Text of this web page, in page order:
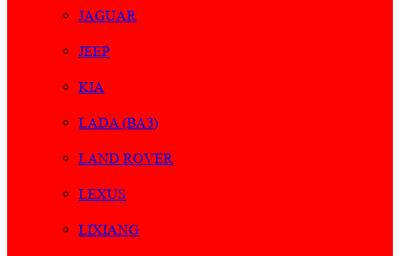
JAGUAR
JEEP
KIA
LADA (ВАЗ)
LAND ROVER
LEXUS
LIXIANG